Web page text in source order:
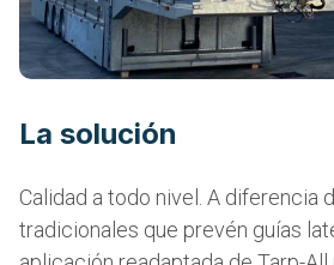
La solución
Calidad a todo nivel. A diferencia
tradicionales que prevén guías